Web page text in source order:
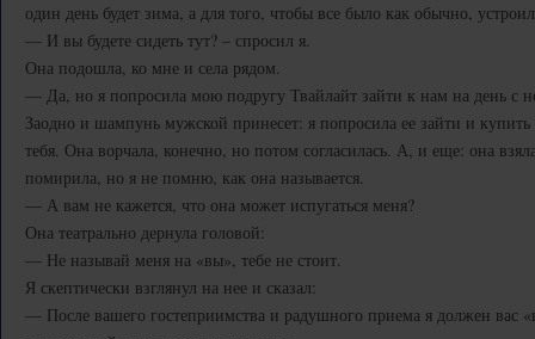
один день будет зима, а для того, чтобы все было как обычно,
— И вы будете сидеть тут? – спросил я.
Она подошла, ко мне и села рядом.
— Да, но я попросила мою подругу Твайлайт зайти к нам на день с
Заодно и шампунь мужской принесет: я попросила ее зайти и купить
тебя. Она ворчала, конечно, но потом согласилась. А, и еще: она
помирила, но я не помню, как она называется.
— А вам не кажется, что она может испугаться меня?
Она театрально дернула головой:
— Не называй меня на «вы», тебе не стоит.
Я скептически взглянул на нее и сказал:
— После вашего гостеприимства и радушного приема я должен вас